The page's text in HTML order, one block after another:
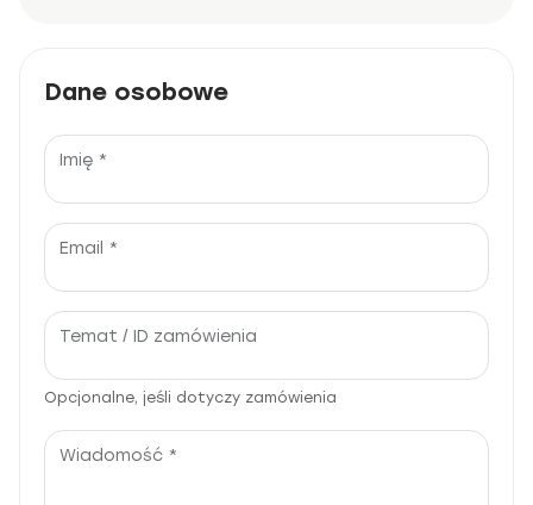
Dane osobowe
front.Do_not_fill
Imię *
Email *
Temat / ID zamówienia
Opcjonalne, jeśli dotyczy zamówienia
Wiadomość *